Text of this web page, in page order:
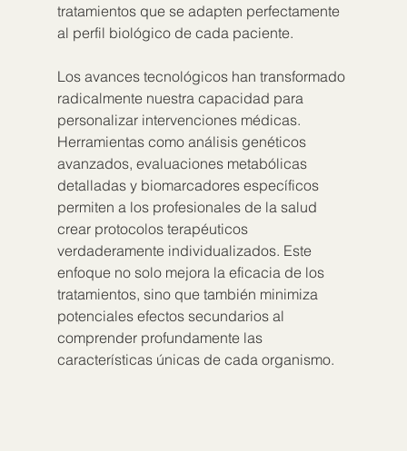
tratamientos que se adapten perfectamente
al perfil biológico de cada paciente.
Los avances tecnológicos han transformado
radicalmente nuestra capacidad para
personalizar intervenciones médicas.
Herramientas como análisis genéticos
avanzados, evaluaciones metabólicas
detalladas y biomarcadores específicos
permiten a los profesionales de la salud
crear protocolos terapéuticos
verdaderamente individualizados. Este
enfoque no solo mejora la eficacia de los
tratamientos, sino que también minimiza
potenciales efectos secundarios al
comprender profundamente las
características únicas de cada organismo.